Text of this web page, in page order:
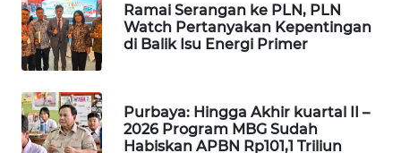
Ramai Serangan ke PLN, PLN
Watch Pertanyakan Kepentingan
di Balik Isu Energi Primer
Purbaya: Hingga Akhir kuartal II –
2026 Program MBG Sudah
Habiskan APBN Rp101,1 Triliun
FORWAMKI
ALPERKLINAS
FORJASIDA